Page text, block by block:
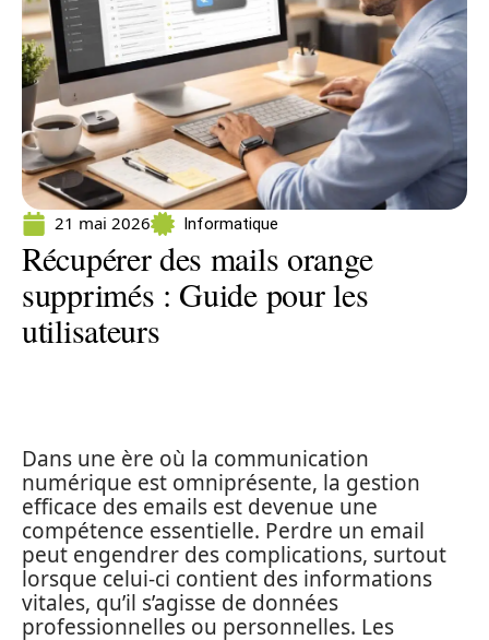
21 mai 2026 Informatique
Récupérer des mails orange
supprimés : Guide pour les
utilisateurs
Dans une ère où la communication
numérique est omniprésente, la gestion
efficace des emails est devenue une
compétence essentielle. Perdre un email
peut engendrer des complications, surtout
lorsque celui-ci contient des informations
vitales, qu’il s’agisse de données
professionnelles ou personnelles. Les